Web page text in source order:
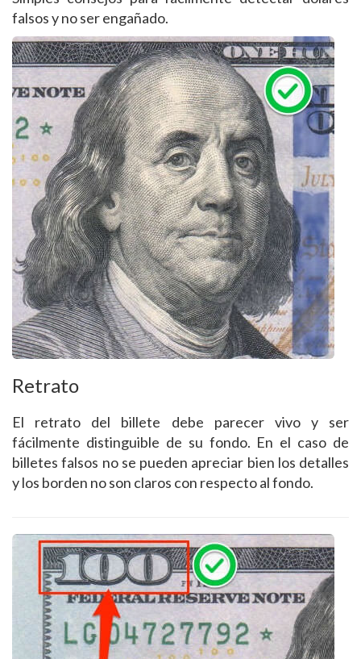
falsos y no ser engañado.
Retrato
El retrato del billete debe parecer vivo y ser
fácilmente distinguible de su fondo. En el caso de
billetes falsos no se pueden apreciar bien los detalles
y los borden no son claros con respecto al fondo.